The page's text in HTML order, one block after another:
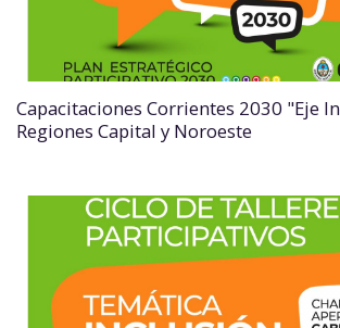
Capacitaciones Corrientes 2030 "Eje
Regiones Capital y Noroeste